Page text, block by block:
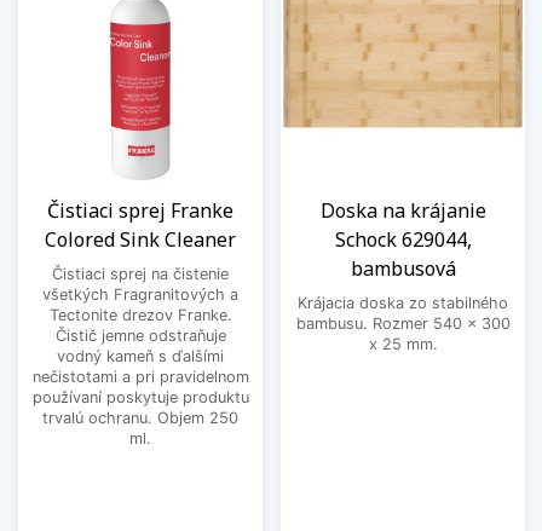
Čistiaci sprej Franke
Colored Sink Cleaner
Čistiaci sprej na čistenie
všetkých Fragranitových a
Tectonite drezov Franke.
Čistič jemne odstraňuje
vodný kameň s ďalšími
nečistotami a pri pravidelnom
používaní poskytuje produktu
trvalú ochranu. Objem 250
ml.
Doska na krájanie
Schock 629044,
bambusová
Krájacia doska zo stabilného
bambusu. Rozmer 540 x 300
x 25 mm.